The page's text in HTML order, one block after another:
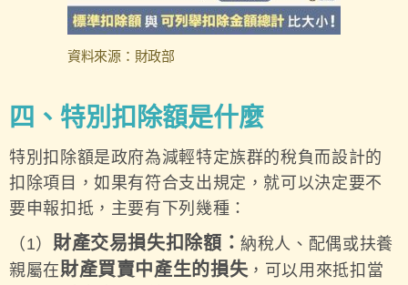
資料來源：財政部
四、特別扣除額是什麼
特別扣除額是政府為減輕特定族群的稅負而設計的
扣除項目，如果有符合支出規定，就可以決定要不
要申報扣抵，主要有下列幾種：
（1） 財產交易損失扣除額：納稅人、配偶或扶養
親屬在財產買賣中產生的損失，可以用來抵扣當